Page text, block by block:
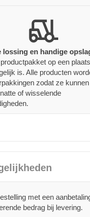
lossing en handige
op een
is. Alle producten
zodat ze
of wisselende
met een
bedrag bij levering.